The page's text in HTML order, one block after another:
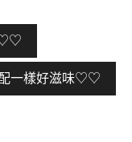
♡♡
一樣好滋味♡♡